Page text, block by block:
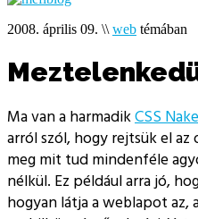
2008. április 09. \\ web témában
Ma van a harmadikCSS
arról szól, hogy rejtsük el
meg mit tud mindenféle
nélkül. Ez például arra jó,
hogyan látja a weblapot az,